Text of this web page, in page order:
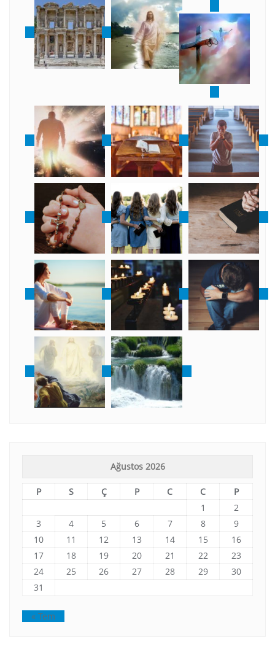
Ağustos 2026
P S Ç P C C
P
1
2
3
4 5 6 7 8
9
10
11 12 13 14 15
16
17
18 19 20 21 22
23
24
25 26 27 28 29
30
31
« Tem